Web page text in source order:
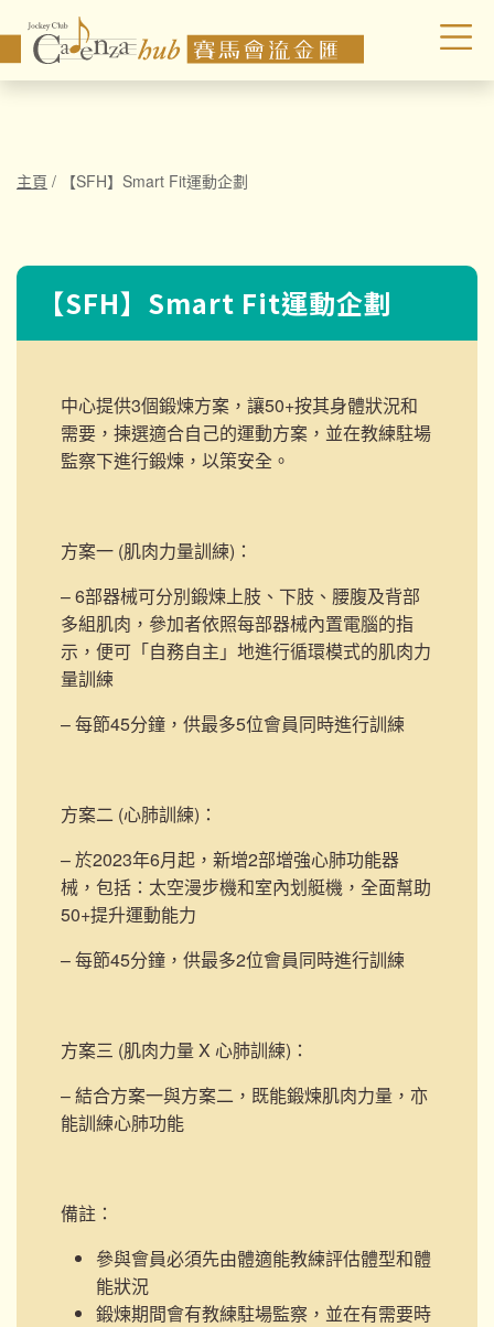
主頁 / 【SFH】Smart Fit運動企劃
【SFH】Smart Fit運動企劃
中心提供3個鍛煉方案，讓50+按其身體狀況和
需要，揀選適合自己的運動方案，並在教練駐場
監察下進行鍛煉，以策安全。
方案一 (肌肉力量訓練) ：
– 6部器械可分別鍛煉上肢、下肢、腰腹及背部
多組肌肉，參加者依照每部器械內置電腦的指
示，便可「自務自主」地進行循環模式的肌肉力
量訓練
– 每節45分鐘，供最多5位會員同時進行訓練
方案二 (心肺訓練) ：
– 於2023年6月起，新增2部增強心肺功能器
械，包括：太空漫步機和室內划艇機， 全面幫助
50+提升運動能力
– 每節45分鐘，供最多2位會員同時進行訓練
方案三 (肌肉力量 X 心肺訓練) ：
– 結合方案一與方案二，既能鍛煉肌肉力量，亦
能訓練心肺功能
備註：
參與會員必須先由體適能教練評估體型和體
能狀況
鍛煉期間會有教練駐場監察，並在有需要時